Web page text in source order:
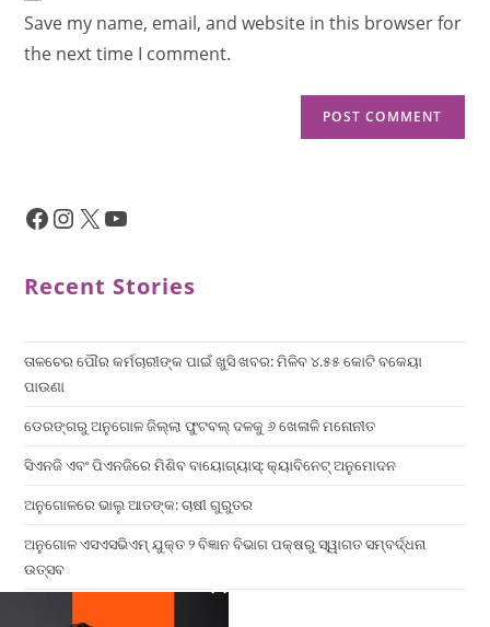
Save my name, email, and website in this browser for
the next time I comment.
Recent Stories
ତାଳଚେର ପୌର କର୍ମଚାରୀଙ୍କ ପାଇଁ ଖୁସି ଖବର: ମିଳିବ ୪.୫୫ କୋଟି ବକେୟା
ପାଉଣା
ଡେରଙ୍ଗରୁ ଅନୁଗୋଳ ଜିଲ୍ଲା ଫୁଟବଲ୍ ଦଳକୁ ୬ ଖେଳାଳି ମନୋନୀତ
ସିଏନଜି ଏବଂ ପିଏନଜିରେ ମିଶିବ ବାୟୋଗ୍ୟାସ୍: କ୍ୟାବିନେଟ୍ ଅନୁମୋଦନ
ଅନୁଗୋଳରେ ଭାଲୁ ଆତଙ୍କ: ଚାଷୀ ଗୁରୁତର
ଅନୁଗୋଳ ଏସଏସଭିଏମ୍ ଯୁକ୍ତ ୨ ବିଜ୍ଞାନ ବିଭାଗ ପକ୍ଷରୁ ସ୍ୱାଗତ ସମ୍ବର୍ଦ୍ଧନା
ଉତ୍ସବ
×